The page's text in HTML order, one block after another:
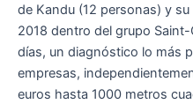
de Kandu (12 personas) y
2018 dentro del grupo
días, un diagnóstico lo más
empresas,
euros hasta 1000 metros